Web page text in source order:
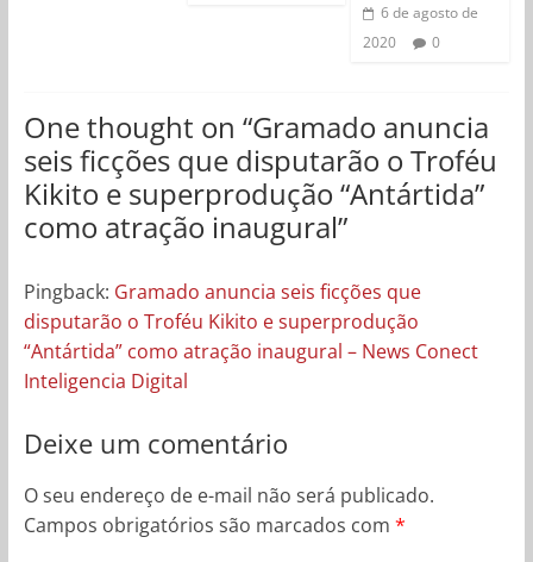
6 de agosto de
2020
0
One thought on “Gramado anuncia
seis ficções que disputarão o Troféu
Kikito e superprodução “Antártida”
como atração inaugural”
Pingback: Gramado anuncia seis ficções que
disputarão o Troféu Kikito e superprodução
“Antártida” como atração inaugural – News Conect
Inteligencia Digital
Deixe um comentário
O seu endereço de e-mail não será publicado.
Campos obrigatórios são marcados com *